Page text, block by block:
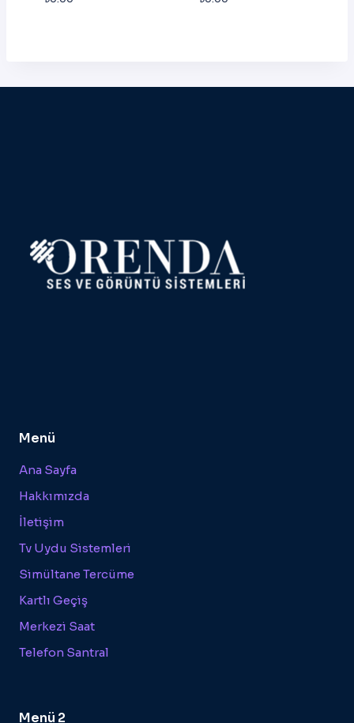
Menü
Ana Sayfa
Hakkımızda
İletişim
Tv Uydu Sistemleri
Simültane Tercüme
Kartlı Geçiş
Merkezi Saat
Telefon Santral
Menü 2